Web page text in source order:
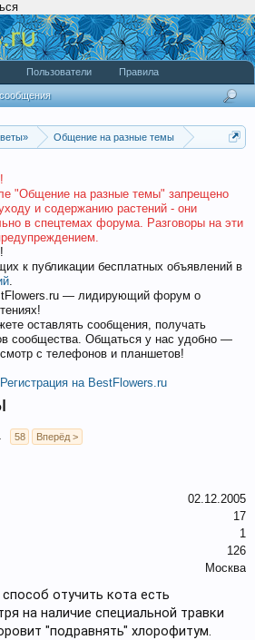
Общение на разные темы
"Общение на разные темы" запрещено
и содержанию растений - они
в спецтемах форума. Разговоры на эти
к публикации бесплатных объявлений в
.
— лидирующий форум о
оставлять сообщения, получать
сообщества. Общаться у нас удобно —
с телефонов и планшетов!
Регистрация на BestFlowers.ru
58 Вперёд >
02.12.2005
17
1
126
Москва
отучить кота есть
на наличие специальной травки
"подравнять" хлорофитум.
Пользователи Правила